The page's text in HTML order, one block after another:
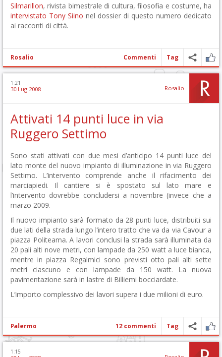
Silmarillon, rivista bimestrale di cultura, filosofia e costume, ha
intervistato Tony Siino nel dossier di questo numero dedicato
ai racconti di città.
Rosalio Commenti Tag
1:21
30 Lug 2008 Rosalio
Attivati 14 punti luce in via
Ruggero Settimo
Sono stati attivati con due mesi d’anticipo 14 punti luce del
lato monte del nuovo impianto di illuminazione in via Ruggero
Settimo. L’intervento comprende anche il rifacimento dei
marciapiedi. Il cantiere si è spostato sul lato mare e
l’intervento dovrebbe concludersi a novembre (invece che a
marzo 2009.
Il nuovo impianto sarà formato da 28 punti luce, distribuiti sui
due lati della strada lungo l’intero tratto che va da via Cavour a
piazza Politeama. A lavori conclusi la strada sarà illuminata da
20 pali alti nove metri, con lampade da 250 watt a luce bianca,
mentre in piazza Regalmici sono previsti otto pali alti sette
metri ciascuno e con lampade da 150 watt. La nuova
pavimentazione sarà in lastre di Billiemi bocciardate.
L’importo complessivo dei lavori supera i due milioni di euro.
Palermo 12 commenti Tag
1:15